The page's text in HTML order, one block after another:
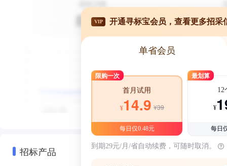
招标产品
VIP 开通寻标宝会员，查看更多招采
单省会员
限购一次
首月试用
¥14.9 ¥39
每日仅0.48元
最划算
12
¥
每日
到期29元/月/省自动续费，可随时取消。